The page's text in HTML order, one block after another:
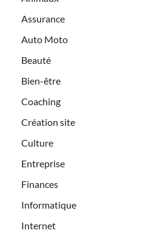
Assurance
Auto Moto
Beauté
Bien-être
Coaching
Création site
Culture
Entreprise
Finances
Informatique
Internet